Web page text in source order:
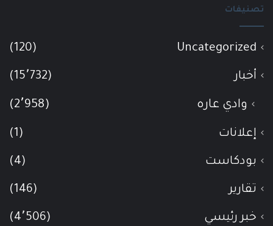
تصنيفات
Uncategorized
(120)
أخبار (15٬732)
وادي عاره (2٬958)
إعلانات (1)
بودكاست (4)
تقارير (146)
خبر رئيسي (4٬506)